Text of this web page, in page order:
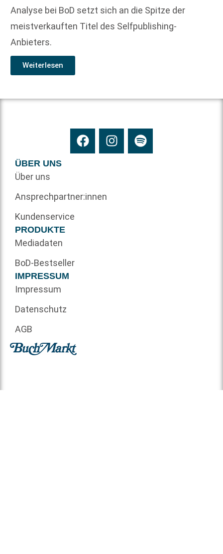
Analyse bei BoD setzt sich an die Spitze der
meistverkauften Titel des Selfpublishing-
Anbieters.
Weiterlesen
ÜBER UNS
Über uns
Ansprechpartner:innen
Kundenservice
PRODUKTE
Mediadaten
BoD-Bestseller
IMPRESSUM
Impressum
Datenschutz
AGB